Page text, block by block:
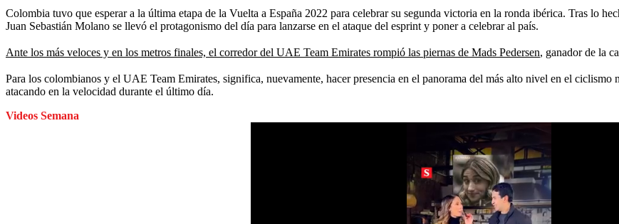
Colombia tuvo que esperar a la última etapa de la Vuelta a España 2022 para celebrar su segunda victoria en la ronda ibérica. Tras lo
Juan Sebastián Molano se llevó el protagonismo del día para lanzarse en el ataque del esprint y poner a celebrar al país.
Ante los más veloces y en los metros finales, el corredor del UAE Team Emirates rompió las piernas de Mads Pedersen, ganador de la
Para los colombianos y el UAE Team Emirates, significa, nuevamente, hacer presencia en el panorama del más alto nivel en el
atacando en la velocidad durante el último día.
Videos Semana